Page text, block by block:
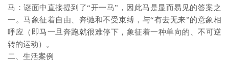
马：谜面中直接提到了“开一马”，因此马是显而易见的答案之
一。马象征着自由、奔驰和不受束缚，与“有去无来”的意象相
呼应（即马一旦奔跑就很难停下，象征着一种单向的、不可逆
转的运动）。
二、生活案例